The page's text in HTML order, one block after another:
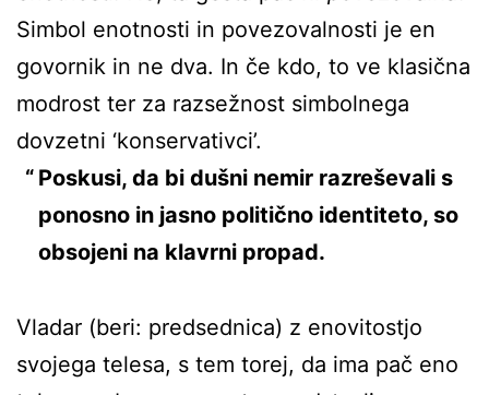
Simbol enotnosti in povezovalnosti je en
govornik in ne dva. In če kdo, to ve klasična
modrost ter za razsežnost simbolnega
dovzetni ‘konservativci’.
Poskusi, da bi dušni nemir razreševali s
ponosno in jasno politično identiteto, so
obsojeni na klavrni propad.
Vladar (beri: predsednica) z enovitostjo
svojega telesa, s tem torej, da ima pač eno